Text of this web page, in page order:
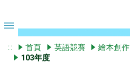
::: 首頁 英語競賽 繪本創作
103年度